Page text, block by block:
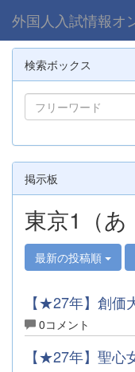
検索ボックス
掲示板
東京1（あ
最新の投稿順
【★27年】創価
0コメント
【★27年】聖心